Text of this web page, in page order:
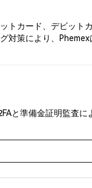
トカード、デビット
対策により、
と準備金証明監査